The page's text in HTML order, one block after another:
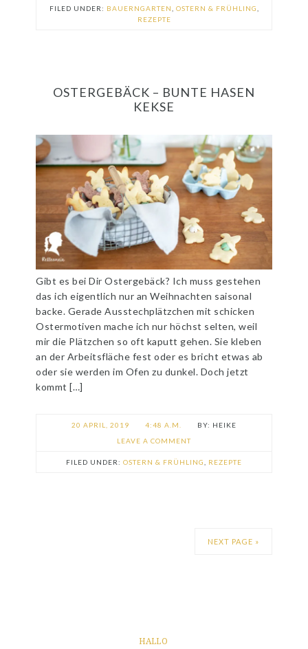
FILED UNDER: BAUERNGARTEN OSTERN & FRÜHLING
REZEPTE
OSTERGEBÄCK – BUNTE HASEN
KEKSE
Gibt es bei Dir Ostergebäck? Ich muss gestehen
das ich eigentlich nur an Weihnachten saisonal
backe. Gerade Ausstechplätzchen mit schicken
Ostermotiven mache ich nur höchst selten, weil
mir die Plätzchen so oft kaputt gehen. Sie kleben
an der Arbeitsfläche fest oder es bricht etwas ab
oder sie werden im Ofen zu dunkel. Doch jetzt
kommt […]
20 APRIL, 2019 4:48 A.M.
HEIKE
LEAVE A COMMENT
FILED UNDER: OSTERN & FRÜHLING REZEPTE
NEXT PAGE »
HALLO